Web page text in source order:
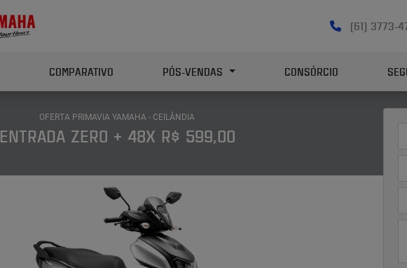
(61) 3773-
COMPARATIVO PÓS-VENDAS CONSÓRCIO
OFERTA PRIMAVIA YAMAHA - CEILÂNDIA
ENTRADA ZERO + 48X R$ 599,00